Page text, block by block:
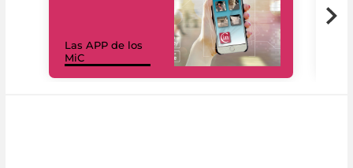
Las APP de los
MiC